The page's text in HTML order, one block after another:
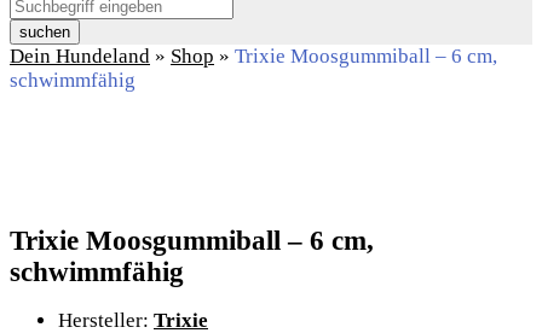
suchen
Dein Hundeland » Shop » Trixie Moosgummiball – 6 cm,
schwimmfähig
Trixie Moosgummiball – 6 cm,
schwimmfähig
Hersteller: Trixie